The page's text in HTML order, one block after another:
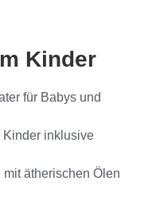
Kinder
für Babys und
Kinder inklusive
ätherischen Ölen